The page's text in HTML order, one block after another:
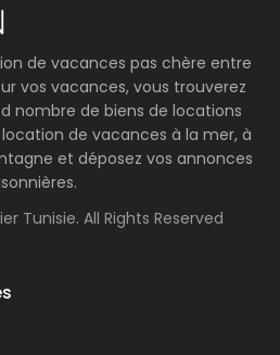
de vacances pas chère entre
vos vacances, vous trouverez
nombre de biens de locations
de vacances à la mer, à
et déposez vos annonces
Tunisie. All Rights Reserved